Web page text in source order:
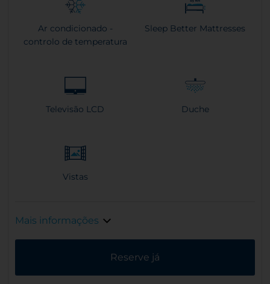
Ar condicionado -
controlo de temperatura
Sleep Better Mattresses
Televisão LCD Duche
Vistas
Mais informações
Reserve já